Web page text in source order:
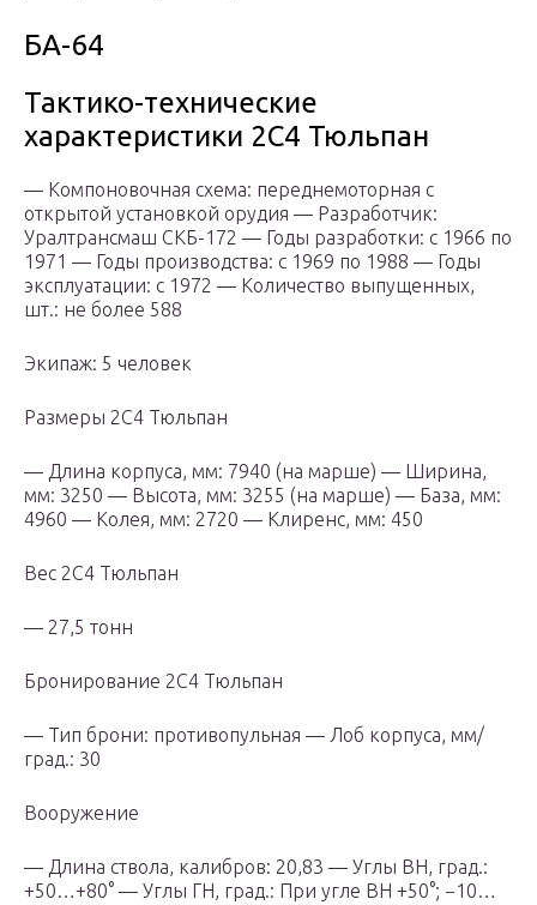
БА-64
Тактико-технические
характеристики 2С4 Тюльпан
— Компоновочная схема: переднемоторная с
открытой установкой орудия — Разработчик:
Уралтрансмаш СКБ-172 — Годы разработки: с 1966 по
1971 — Годы производства: с 1969 по 1988 — Годы
эксплуатации: с 1972 — Количество выпущенных,
шт.: не более 588
Экипаж: 5 человек
Размеры 2С4 Тюльпан
— Длина корпуса, мм: 7940 (на марше) — Ширина,
мм: 3250 — Высота, мм: 3255 (на марше) — База, мм:
4960 — Колея, мм: 2720 — Клиренс, мм: 450
Вес 2С4 Тюльпан
— 27,5 тонн
Бронирование 2С4 Тюльпан
— Тип брони: противопульная — Лоб корпуса, мм/
град.: 30
Вооружение
— Длина ствола, калибров: 20,83 — Углы ВН, град.:
+50…+80° — Углы ГН, град.: При угле ВН +50°; −10…